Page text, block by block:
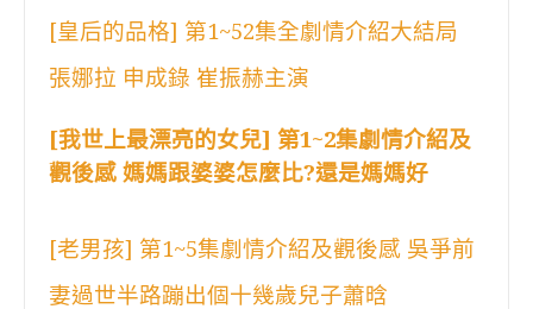
[皇后的品格] 第1~52集全劇情介紹大結局
張娜拉 申成錄 崔振赫主演
[我世上最漂亮的女兒] 第1~2集劇情介紹及
觀後感 媽媽跟婆婆怎麼比?還是媽媽好
[老男孩] 第1~5集劇情介紹及觀後感 吳爭前
妻過世半路蹦出個十幾歲兒子蕭晗